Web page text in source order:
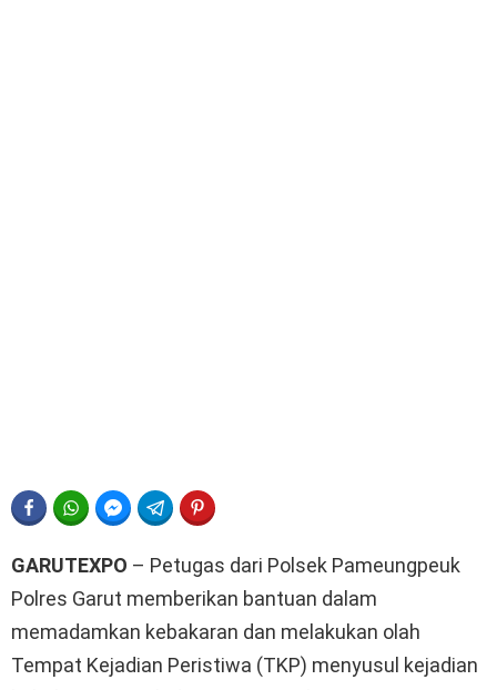
FACEBOOKWHATSAPPFACEBOOK MESSENGER
TELEGRAM
GARUTEXPO – Petugas dari Polsek Pameungpeuk
Polres Garut memberikan bantuan dalam
memadamkan kebakaran dan melakukan olah
Tempat Kejadian Peristiwa (TKP) menyusul kejadian